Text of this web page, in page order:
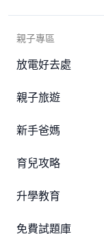
親子專區
放電好去處
親子旅遊
新手爸媽
育兒攻略
升學教育
免費試題庫